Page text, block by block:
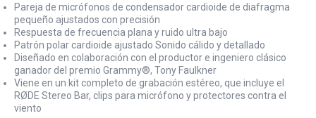
Pareja de micrófonos de condensador cardioide de diafragma
pequeño ajustados con precisión
Respuesta de frecuencia plana y ruido ultra bajo
Patrón polar cardioide ajustado Sonido cálido y detallado
Diseñado en colaboración con el productor e ingeniero clásico
ganador del premio Grammy®, Tony Faulkner
Viene en un kit completo de grabación estéreo, que incluye el
RØDE Stereo Bar, clips para micrófono y protectores contra el
viento